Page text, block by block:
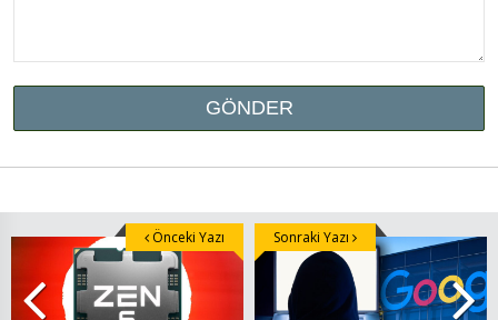
Önceki Yazı Sonraki Yazı